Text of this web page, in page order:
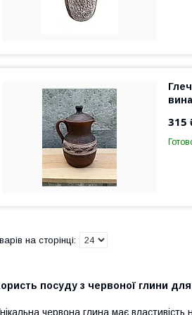
315
посуду з червоної глини
червона глина має